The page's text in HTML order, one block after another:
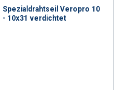
Spezialdrahtseil Veropro 10
- 10x31 verdichtet